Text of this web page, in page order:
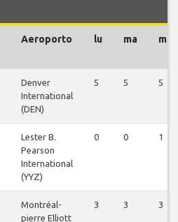
Aeroporto lu ma me
Denver
International
(DEN)
5 5 5
Lester B.
Pearson
International
(YYZ)
0 0 1
Montréal-
pierre Elliott
3 3 3